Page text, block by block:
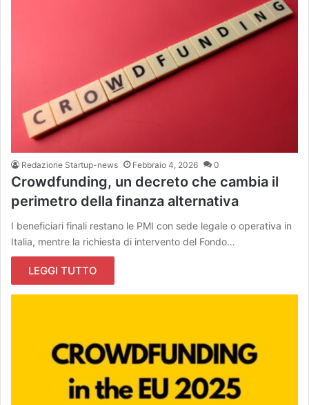
Redazione Startup-news Febbraio 4, 2026 0
Crowdfunding, un decreto che cambia il
perimetro della finanza alternativa
I beneficiari finali restano le PMI con sede legale o operativa in
Italia, mentre la richiesta di intervento del Fondo…
LEGGI TUTTO